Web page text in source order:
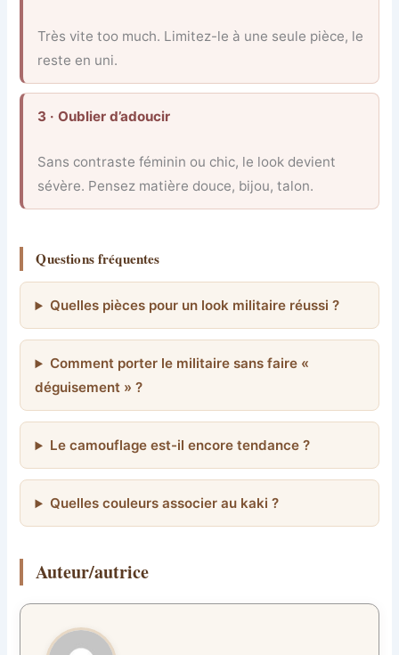
Très vite too much. Limitez-le à une seule pièce, le
reste en uni.
3 · Oublier d’adoucir
Sans contraste féminin ou chic, le look devient
sévère. Pensez matière douce, bijou, talon.
Questions fréquentes
Quelles pièces pour un look militaire réussi ?
Comment porter le militaire sans faire «
déguisement » ?
Le camouflage est-il encore tendance ?
Quelles couleurs associer au kaki ?
Auteur/autrice